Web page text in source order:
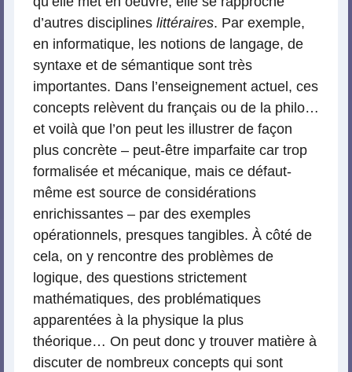
d’autres disciplines littéraires. Par exemple,
en informatique, les notions de langage, de
syntaxe et de sémantique sont très
importantes. Dans l’enseignement actuel, ces
concepts relèvent du français ou de la philo…
et voilà que l’on peut les illustrer de façon
plus concrète – peut-être imparfaite car trop
formalisée et mécanique, mais ce défaut-
même est source de considérations
enrichissantes – par des exemples
opérationnels, presques tangibles. À côté de
cela, on y rencontre des problèmes de
logique, des questions strictement
mathématiques, des problématiques
apparentées à la physique la plus
théorique… On peut donc y trouver matière à
discuter de nombreux concepts qui sont